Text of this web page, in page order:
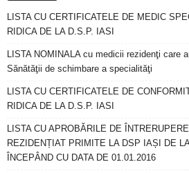
LISTA CU CERTIFICATELE DE MEDIC
RIDICA DE LA D.S.P. IASI
LISTA NOMINALA cu medicii rezidenţi care
Sănătăţii de schimbare a specialităţi
LISTA CU CERTIFICATELE DE
RIDICA DE LA D.S.P. IASI
LISTA CU APROBĂRILE DE
REZIDENȚIAT PRIMITE LA DSP IAȘI DE
ÎNCEPÂND CU DATA DE 01.01.2016